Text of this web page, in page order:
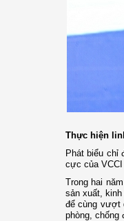
Thực hiện
Phát biểu chỉ
cực của VCCI
Trong hai
sản xuất,
để cùng vượt
phòng, chống